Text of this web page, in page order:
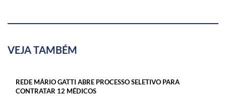
VEJA TAMBÉM
REDE MÁRIO GATTI ABRE PROCESSO SELETIVO PARA
CONTRATAR 12 MÉDICOS